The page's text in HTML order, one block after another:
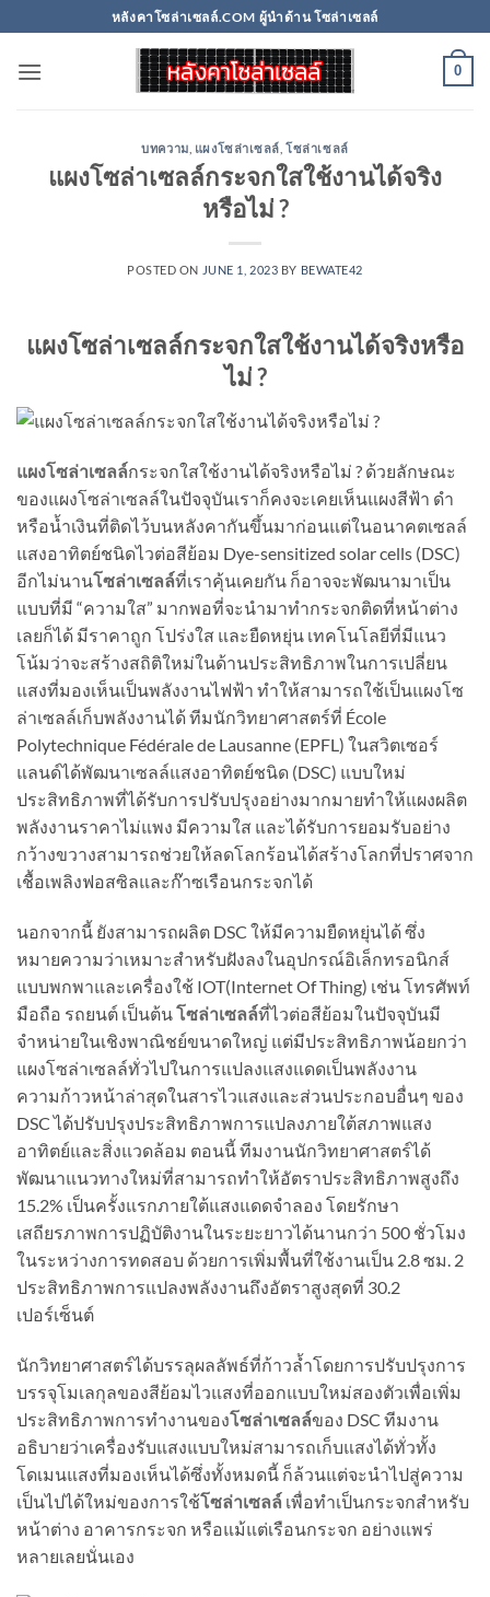
to
content
หลังคาโซล่าเซลล์.COM ผู้นำด้าน โซล่าเซลล์
0
บทความ แผงโซล่าเซลล์ ,โซล่าเซลล์
แผงโซล่าเซลล์กระจกใสใช้งานได้จริง
หรือไม่ ?
POSTED ON JUNE 1, 2023 BY BEWATE42
แผงโซล่าเซลล์กระจกใสใช้งานได้จริงหรือ
ไม่ ?
แผงโซล่าเซลล์กระจกใสใช้งานได้จริงหรือไม่ ? ด้วยลักษณะ
ของแผงโซล่าเซลล์ในปัจจุบันเราก็คงจะเคยเห็นแผงสีฟ้า ดำ
หรือน้ำเงินที่ติดไว้บนหลังคากันขึ้นมาก่อนแต่ในอนาคตเซลล์
แสงอาทิตย์ชนิดไวต่อสีย้อม Dye-sensitized solar cells (DSC)
อีกไม่นานโซล่าเซลล์ที่เราคุ้นเคยกัน ก็อาจจะพัฒนามาเป็น
แบบที่มี “ความใส” มากพอที่จะนำมาทำกระจกติดที่หน้าต่าง
เลยก็ได้ มีราคาถูก โปร่งใส และยืดหยุ่น เทคโนโลยีที่มีแนว
โน้มว่าจะสร้างสถิติใหม่ในด้านประสิทธิภาพในการเปลี่ยน
แสงที่มองเห็นเป็นพลังงานไฟฟ้า ทำให้สามารถใช้เป็นแผงโซ
ล่าเซลล์เก็บพลังงานได้ ทีมนักวิทยาศาสตร์ที่ École
Polytechnique Fédérale de Lausanne (EPFL) ในสวิตเซอร์
แลนด์ได้พัฒนาเซลล์แสงอาทิตย์ชนิด (DSC) แบบใหม่
ประสิทธิภาพที่ได้รับการปรับปรุงอย่างมากมายทำให้แผงผลิต
พลังงานราคาไม่แพง มีความใส และได้รับการยอมรับอย่าง
กว้างขวางสามารถช่วยให้ลดโลกร้อนได้สร้างโลกที่ปราศจาก
เชื้อเพลิงฟอสซิลและก๊าซเรือนกระจกได้
นอกจากนี้ ยังสามารถผลิต DSC ให้มีความยืดหยุ่นได้ ซึ่ง
หมายความว่าเหมาะสำหรับฝังลงในอุปกรณ์อิเล็กทรอนิกส์
แบบพกพาและเครื่องใช้ IOT(Internet Of Thing) เช่น โทรศัพท์
มือถือ รถยนต์ เป็นต้นโซล่าเซลล์ที่ไวต่อสีย้อมในปัจจุบันมี
จำหน่ายในเชิงพาณิชย์ขนาดใหญ่ แต่มีประสิทธิภาพน้อยกว่า
แผงโซล่าเซลล์ทั่วไปในการแปลงแสงแดดเป็นพลังงาน
ความก้าวหน้าล่าสุดในสารไวแสงและส่วนประกอบอื่นๆ ของ
DSC ได้ปรับปรุงประสิทธิภาพการแปลงภายใต้สภาพแสง
อาทิตย์และสิ่งแวดล้อม ตอนนี้ ทีมงานนักวิทยาศาสตร์ได้
พัฒนาแนวทางใหม่ที่สามารถทำให้อัตราประสิทธิภาพสูงถึง
15.2% เป็นครั้งแรกภายใต้แสงแดดจำลอง โดยรักษา
เสถียรภาพการปฏิบัติงานในระยะยาวได้นานกว่า 500 ชั่วโมง
ในระหว่างการทดสอบ ด้วยการเพิ่มพื้นที่ใช้งานเป็น 2.8 ซม. 2
ประสิทธิภาพการแปลงพลังงานถึงอัตราสูงสุดที่ 30.2
เปอร์เซ็นต์
นักวิทยาศาสตร์ได้บรรลุผลลัพธ์ที่ก้าวล้ำโดยการปรับปรุงการ
บรรจุโมเลกุลของสีย้อมไวแสงที่ออกแบบใหม่สองตัวเพื่อเพิ่ม
ประสิทธิภาพการทำงานของโซล่าเซลล์ของ DSC ทีมงาน
อธิบายว่าเครื่องรับแสงแบบใหม่สามารถเก็บแสงได้ทั่วทั้ง
โดเมนแสงที่มองเห็นได้ซึ่งทั้งหมดนี้ ก็ล้วนแต่จะนำไปสู่ความ
เป็นไปได้ใหม่ของการใช้โซล่าเซลล์ เพื่อทำเป็นกระจกสำหรับ
หน้าต่าง อาคารกระจก หรือแม้แต่เรือนกระจก อย่างแพร่
หลายเลยนั่นเอง